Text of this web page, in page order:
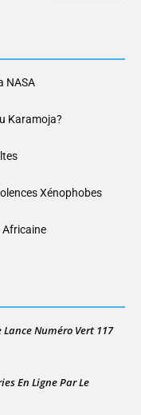
NASA
Karamoja?
Xénophobes
Africaine
Numéro Vert 117
En Ligne Par Le